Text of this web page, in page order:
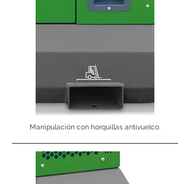
Manipulación con horquillas antivuelco.